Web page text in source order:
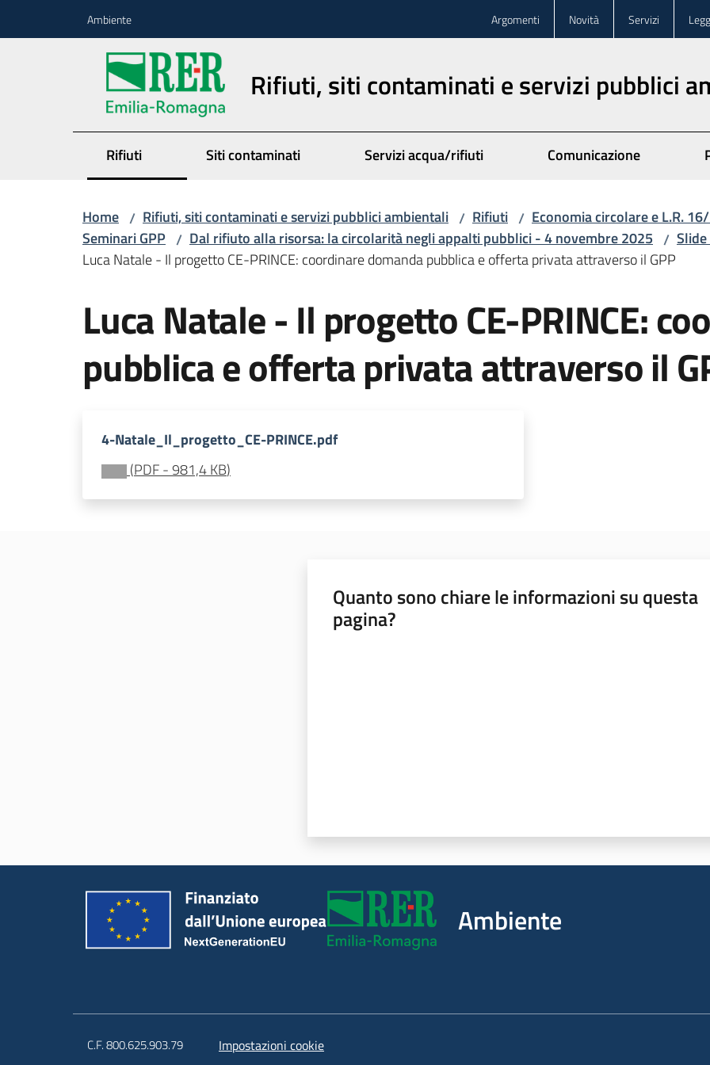
Ambiente Argomenti Novità Servizi
Rifiuti, siti contaminati e servizi pubblici
Rifiuti Siti contaminati Servizi acqua/rifiuti Comunicazione
Home / Rifiuti, siti contaminati e servizi pubblici ambientali / Rifiuti / Economia circolare e L.R.
Seminari GPP / Dal rifiuto alla risorsa: la circolarità negli appalti pubblici - 4 novembre 2025 /
Luca Natale - Il progetto CE-PRINCE: coordinare domanda pubblica e offerta privata attraverso il GPP
Luca Natale - Il progetto CE-PRINCE:
pubblica e offerta privata attraverso il
4-Natale_Il_progetto_CE-PRINCE.pdf
(PDF-981,4 KB)
Quanto sono chiare le informazioni su questa
pagina?
Ambiente
C.F. 800.625.903.79 Impostazioni cookie